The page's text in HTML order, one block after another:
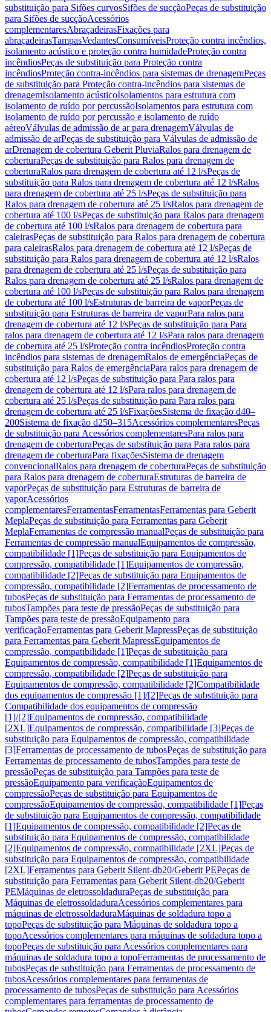
substituição para Sifões curvosSifões de sucçãoPeças de substituição
para Sifões de sucçãoAcessórios
complementaresAbraçadeirasFixações para
abraçadeirasTampasVedantesConsumíveisProteção contra incêndios,
isolamento acústico e proteção contra humidadeProteção contra
incêndiosPeças de substituição para Proteção contra
incêndiosProteção contra-incêndios para sistemas de drenagemPeças
de substituição para Proteção contra-incêndios para sistemas de
drenagemIsolamento acústicoIsolamentos para estrutura com
isolamento de ruído por percussãoIsolamentos para estrutura com
isolamento de ruído por percussão e isolamento de ruído
aéreoVálvulas de admissão de ar para drenagemVálvulas de
admissão de arPeças de substituição para Válvulas de admissão de
arDrenagem de cobertura Geberit PluviaRalos para drenagem de
coberturaPeças de substituição para Ralos para drenagem de
coberturaRalos para drenagem de cobertura até 12 l/sPeças de
substituição para Ralos para drenagem de cobertura até 12 l/sRalos
para drenagem de cobertura até 25 l/sPeças de substituição para
Ralos para drenagem de cobertura até 25 l/sRalos para drenagem de
cobertura até 100 l/sPeças de substituição para Ralos para drenagem
de cobertura até 100 l/sRalos para drenagem de cobertura para
caleirasPeças de substituição para Ralos para drenagem de cobertura
para caleirasRalos para drenagem de cobertura até 12 l/sPeças de
substituição para Ralos para drenagem de cobertura até 12 l/sRalos
para drenagem de cobertura até 25 l/sPeças de substituição para
Ralos para drenagem de cobertura até 25 l/sRalos para drenagem de
cobertura até 100 l/sPeças de substituição para Ralos para drenagem
de cobertura até 100 l/sEstruturas de barreira de vaporPeças de
substituição para Estruturas de barreira de vaporPara ralos para
drenagem de cobertura até 12 l/sPeças de substituição para Para
ralos para drenagem de cobertura até 12 l/sPara ralos para drenagem
de cobertura até 25 l/sProteção contra incêndiosProteção contra
incêndios para sistemas de drenagemRalos de emergênciaPeças de
substituição para Ralos de emergênciaPara ralos para drenagem de
cobertura até 12 l/sPeças de substituição para Para ralos para
drenagem de cobertura até 12 l/sPara ralos para drenagem de
cobertura até 25 l/sPeças de substituição para Para ralos para
drenagem de cobertura até 25 l/sFixaçõesSistema de fixação d40–
200Sistema de fixação d250–315Acessórios complementaresPeças
de substituição para Acessórios complementaresPara ralos para
drenagem de coberturaPeças de substituição para Para ralos para
drenagem de coberturaPara fixaçõesSistema de drenagem
convencionalRalos para drenagem de coberturaPeças de substituição
para Ralos para drenagem de coberturaEstruturas de barreira de
vaporPeças de substituição para Estruturas de barreira de
vaporAcessórios
complementaresFerramentasFerramentasFerramentas para Geberit
MeplaPeças de substituição para Ferramentas para Geberit
MeplaFerramentas de compressão manualPeças de substituição para
Ferramentas de compressão manualEquipamentos de compressão,
compatibilidade [1]Peças de substituição para Equipamentos de
compressão, compatibilidade [1]Equipamentos de compressão,
compatibilidade [2]Peças de substituição para Equipamentos de
compressão, compatibilidade [2]Ferramentas de processamento de
tubosPeças de substituição para Ferramentas de processamento de
tubosTampões para teste de pressãoPeças de substituição para
Tampões para teste de pressãoEquipamento para
verificaçãoFerramentas para Geberit MapressPeças de substituição
para Ferramentas para Geberit MapressEquipamentos de
compressão, compatibilidade [1]Peças de substituição para
Equipamentos de compressão, compatibilidade [1]Equipamentos de
compressão, compatibilidade [2]Peças de substituição para
Equipamentos de compressão, compatibilidade [2]Compatibilidade
dos equipamentos de compressão [1]/[2]Peças de substituição para
Compatibilidade dos equipamentos de compressão
[1]/[2]Equipamentos de compressão, compatibilidade
[2XL]Equipamentos de compressão, compatibilidade [3]Peças de
substituição para Equipamentos de compressão, compatibilidade
[3]Ferramentas de processamento de tubosPeças de substituição para
Ferramentas de processamento de tubosTampões para teste de
pressãoPeças de substituição para Tampões para teste de
pressãoEquipamento para verificaçãoEquipamentos de
compressãoPeças de substituição para Equipamentos de
compressãoEquipamentos de compressão, compatibilidade [1]Peças
de substituição para Equipamentos de compressão, compatibilidade
[1]Equipamentos de compressão, compatibilidade [2]Peças de
substituição para Equipamentos de compressão, compatibilidade
[2]Equipamentos de compressão, compatibilidade [2XL]Peças de
substituição para Equipamentos de compressão, compatibilidade
[2XL]Ferramentas para Geberit Silent-db20/Geberit PEPeças de
substituição para Ferramentas para Geberit Silent-db20/Geberit
PEMáquinas de eletrossoldaduraPeças de substituição para
Máquinas de eletrossoldaduraAcessórios complementares para
máquinas de eletrossoldaduraMáquinas de soldadura topo a
topoPeças de substituição para Máquinas de soldadura topo a
topoAcessórios complementares para máquinas de soldadura topo a
topoPeças de substituição para Acessórios complementares para
máquinas de soldadura topo a topoFerramentas de processamento de
tubosPeças de substituição para Ferramentas de processamento de
tubosAcessórios complementares para ferramentas de
processamento de tubosPeças de substituição para Acessórios
complementares para ferramentas de processamento de